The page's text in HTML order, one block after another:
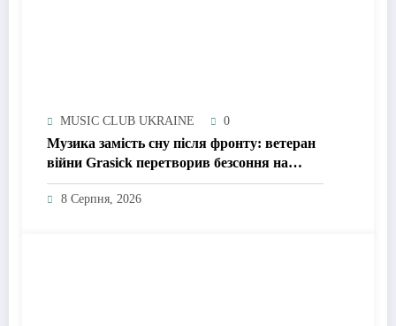
MUSIC CLUB UKRAINE 0
Музика замість сну після фронту: ветеран
війни Grasick перетворив безсоння на
дебютний альбом «Поетроніка»
8 Серпня, 2026